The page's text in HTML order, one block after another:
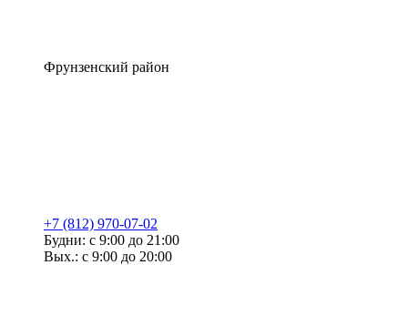
Фрунзенский район
+7 (812) 970-07-02
Будни: с 9:00 до 21:00
Вых.: с 9:00 до 20:00